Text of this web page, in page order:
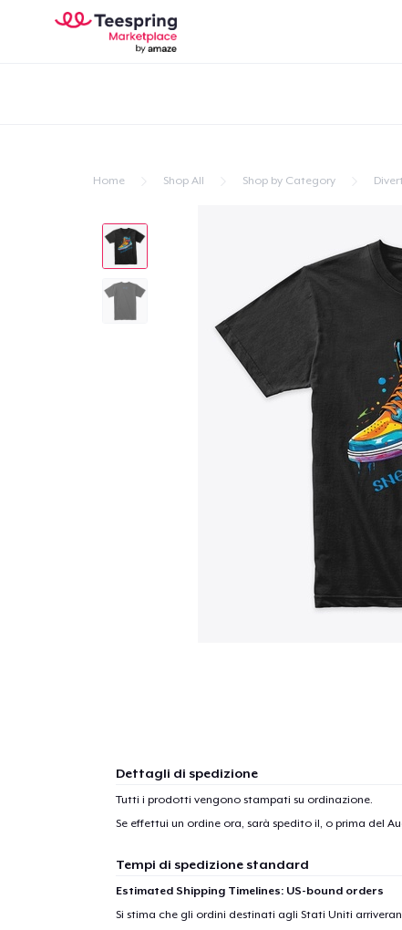
Home Shop All Shop by Category
Dettagli di spedizione
Tutti i prodotti vengono stampati su ordinazione.
Se effettui un ordine ora, sarà spedito il, o prima del
Tempi di spedizione standard
Estimated Shipping Timelines: US-bound orders
Si stima che gli ordini destinati agli Stati Uniti